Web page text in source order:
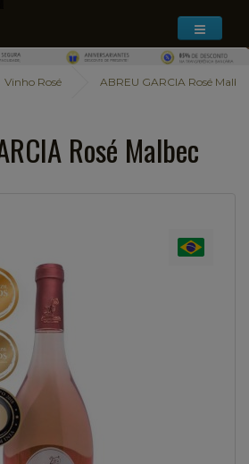
Vinho Rosé ABREU GARCIA Rosé
Rosé Malbec